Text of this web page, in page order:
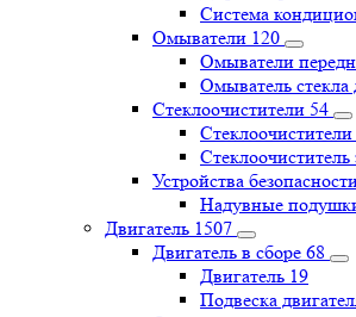
Система
Омыватели 120
Омыватели
Омыватель стекла
Стеклоочистители 54
Стеклоочиститель
Устройства
Надувные
Двигатель 1507
Двигатель в сборе 68
Двигатель 19
Подвеска